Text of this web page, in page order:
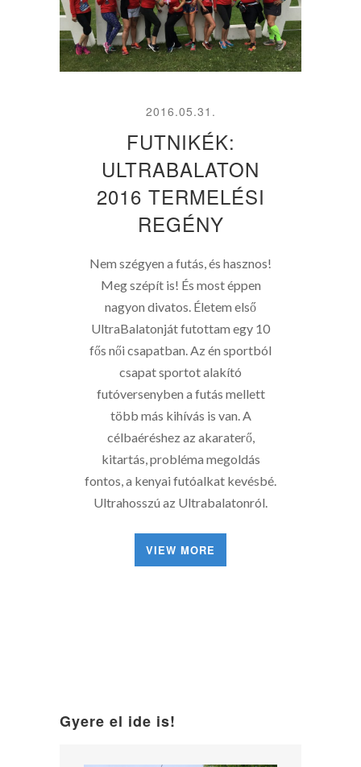
2016.05.31.
FUTNIKÉK:
ULTRABALATON
2016 TERMELÉSI
REGÉNY
Nem szégyen a futás, és hasznos!
Meg szépít is! És most éppen
nagyon divatos. Életem első
UltraBalatonját futottam egy 10
fős női csapatban. Az én sportból
csapat sportot alakító
futóversenyben a futás mellett
több más kihívás is van. A
célbaéréshez az akaraterő,
kitartás, probléma megoldás
fontos, a kenyai futóalkat kevésbé.
Ultrahosszú az Ultrabalatonról.
VIEW MORE
Gyere el ide is!